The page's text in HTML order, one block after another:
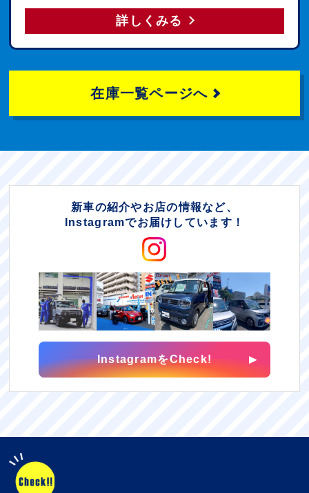
詳しくみる
在庫一覧ページへ
新車の紹介やお店の情報など、
Instagramでお届けしています！
InstagramをCheck!